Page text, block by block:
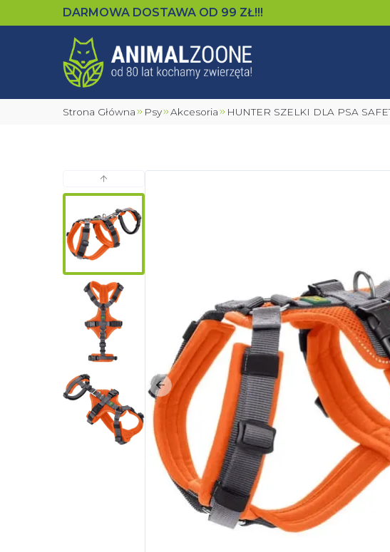
DARMOWA DOSTAWA OD 99 ZŁ!!!
Strona Główna Psy Akcesoria HUNTER SZELKI DLA PSA
Poprzedni slajd
Poprzedni slajd